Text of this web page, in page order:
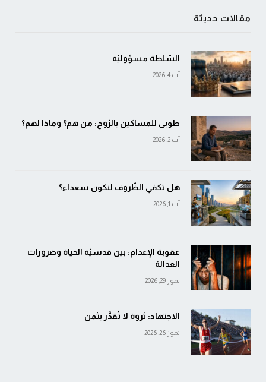
مقالات حديثة
السّلطة مسؤوليّة
آب 4, 2026
طوبى للمساكين بالرّوح: من هم؟ وماذا لهم؟
آب 2, 2026
هل تكفي الظّروف لنكون سعداء؟
آب 1, 2026
عقوبة الإعدام: بين قدسيّة الحياة وضرورات
العدالة
تموز 29, 2026
الاجتهاد: ثروة لا تُقدَّر بثمن
تموز 26, 2026